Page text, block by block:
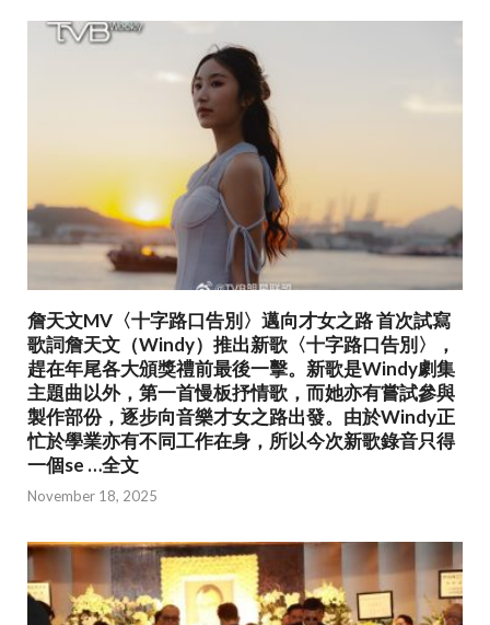
o
o
詹天文MV〈十字路口告別〉邁向才女之路 首次試寫
歌詞詹天文（Windy）推出新歌〈十字路口告別〉，
趕在年尾各大頒獎禮前最後一擊。新歌是Windy劇集
主題曲以外，第一首慢板抒情歌，而她亦有嘗試參與
製作部份，逐步向音樂才女之路出發。由於Windy正
忙於學業亦有不同工作在身，所以今次新歌錄音只得
一個se …全文
November 18, 2025